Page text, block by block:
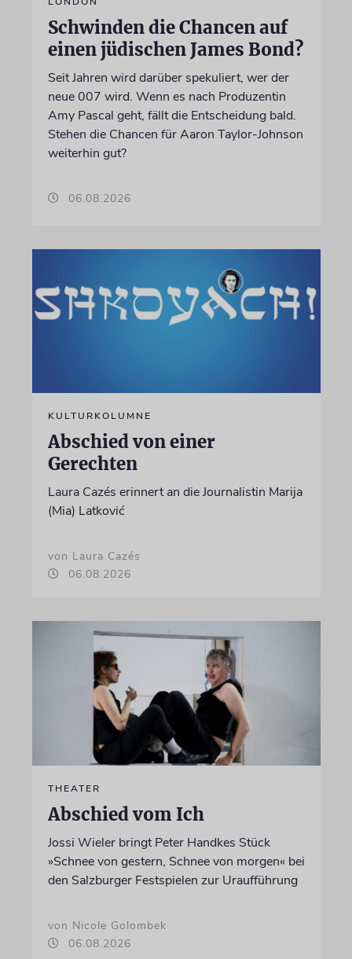
Schwinden die Chancen auf
einen jüdischen James Bond?
Seit Jahren wird darüber spekuliert, wer der
neue 007 wird. Wenn es nach Produzentin
Amy Pascal geht, fällt die Entscheidung bald.
Stehen die Chancen für Aaron Taylor-Johnson
weiterhin gut?
06.08.2026
KULTURKOLUMNE
Abschied von einer
Gerechten
Laura Cazés erinnert an die Journalistin Marija
(Mia) Latković
von Laura Cazés
06.08.2026
THEATER
Abschied vom Ich
Jossi Wieler bringt Peter Handkes Stück
»Schnee von gestern, Schnee von morgen« bei
den Salzburger Festspielen zur Uraufführung
von Nicole Golombek
06.08.2026